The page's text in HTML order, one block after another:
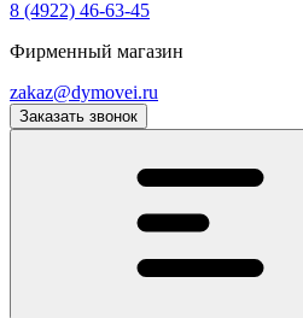
8 (4922) 46-63-45
Фирменный магазин
zakaz@dymovei.ru
Заказать звонок